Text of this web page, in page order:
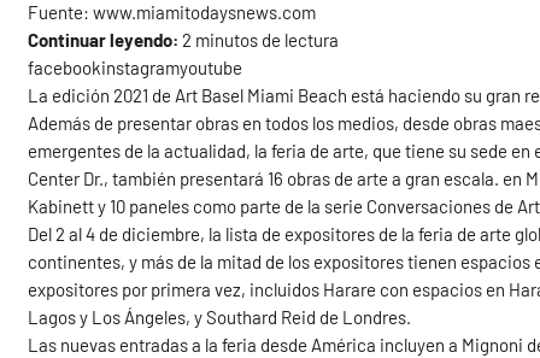
Fuente: www.miamitodaysnews.com
Continuar leyendo: 2 minutos de lectura
facebookinstagramyoutube
La edición 2021 de Art Basel Miami Beach está haciendo su gran
Además de presentar obras en todos los medios, desde obras
emergentes de la actualidad, la feria de arte, que tiene su sede
Center Dr., también presentará 16 obras de arte a gran escala.
Kabinett y 10 paneles como parte de la serie Conversaciones de
Del 2 al 4 de diciembre, la lista de expositores de la feria de arte
continentes, y más de la mitad de los expositores tienen
expositores por primera vez, incluidos Harare con espacios en
Lagos y Los Ángeles, y Southard Reid de Londres.
Las nuevas entradas a la feria desde América incluyen a Mignoni